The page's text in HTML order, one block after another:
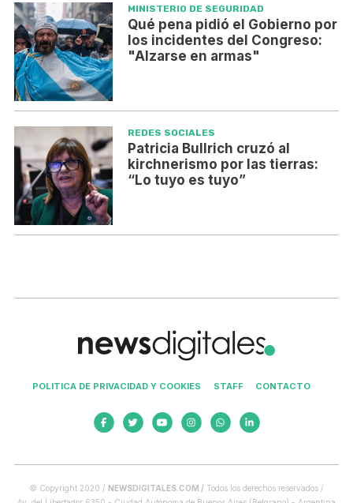
MINISTERIO DE SEGURIDAD
Qué pena pidió el Gobierno por
los incidentes del Congreso:
"Alzarse en armas"
REDES SOCIALES
Patricia Bullrich cruzó al
kirchnerismo por las tierras:
“Lo tuyo es tuyo”
POLITICA DE PRIVACIDAD Y COOKIES STAFF CONTACTO
© Copyright 2020 / NEWSDIGITALES.COM / Todos los derechos reservados /